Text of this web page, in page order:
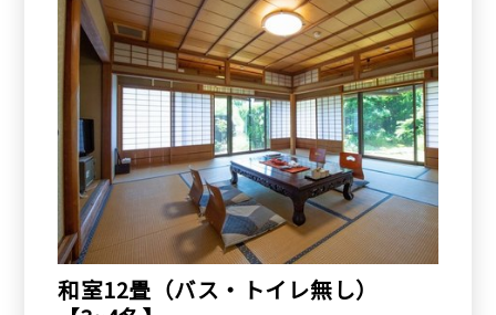
和室12畳（バス・トイレ無し）